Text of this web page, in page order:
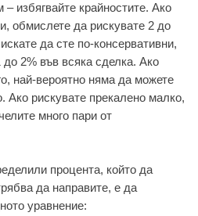
избягвайте крайностите. Ако
обмислете да рискувате 2 до
да сте по-консервативни,
2% във всяка сделка. Ако
най-вероятно няма да можете
Ако рискувате прекалено малко,
много пари от
процента, който да
да направите, е да
уравнение: